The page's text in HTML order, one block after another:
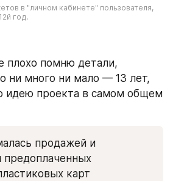
в "личном кабинете" пользователя,
год.
плохо помню детали,
ни много ни мало — 13 лет,
идею проекта в самом общем
продажей и
карт